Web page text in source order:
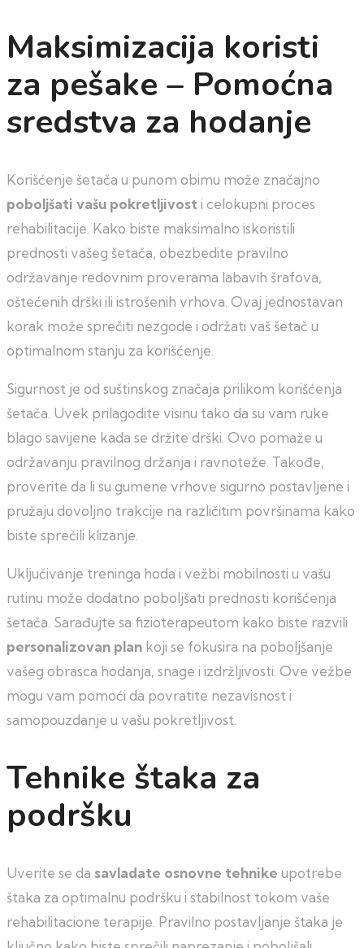
Maksimizacija koristi
za pešake – Pomoćna
sredstva za hodanje
Korišćenje šetača u punom obimu može značajno
poboljšati vašu pokretljivost i celokupni proces
rehabilitacije. Kako biste maksimalno iskoristili
prednosti vašeg šetača, obezbedite pravilno
održavanje redovnim proverama labavih šrafova,
oštećenih drški ili istrošenih vrhova. Ovaj jednostavan
korak može sprečiti nezgode i održati vaš šetač u
optimalnom stanju za korišćenje.
Sigurnost je od suštinskog značaja prilikom korišćenja
šetača. Uvek prilagodite visinu tako da su vam ruke
blago savijene kada se držite drški. Ovo pomaže u
održavanju pravilnog držanja i ravnoteže. Takođe,
proverite da li su gumene vrhove sigurno postavljene i
pružaju dovoljno trakcije na različitim površinama kako
biste sprečili klizanje.
Uključivanje treninga hoda i vežbi mobilnosti u vašu
rutinu može dodatno poboljšati prednosti korišćenja
šetača. Sarađujte sa fizioterapeutom kako biste razvili
personalizovan plan koji se fokusira na poboljšanje
vašeg obrasca hodanja, snage i izdržljivosti. Ove vežbe
mogu vam pomoći da povratite nezavisnost i
samopouzdanje u vašu pokretljivost.
Tehnike štaka za
podršku
Uverite se da savladate osnovne tehnike upotrebe
štaka za optimalnu podršku i stabilnost tokom vaše
rehabilitacione terapije. Pravilno postavljanje štaka je